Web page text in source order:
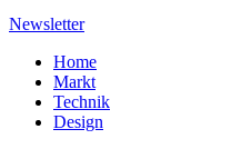
Newsletter
Home
Markt
Technik
Design